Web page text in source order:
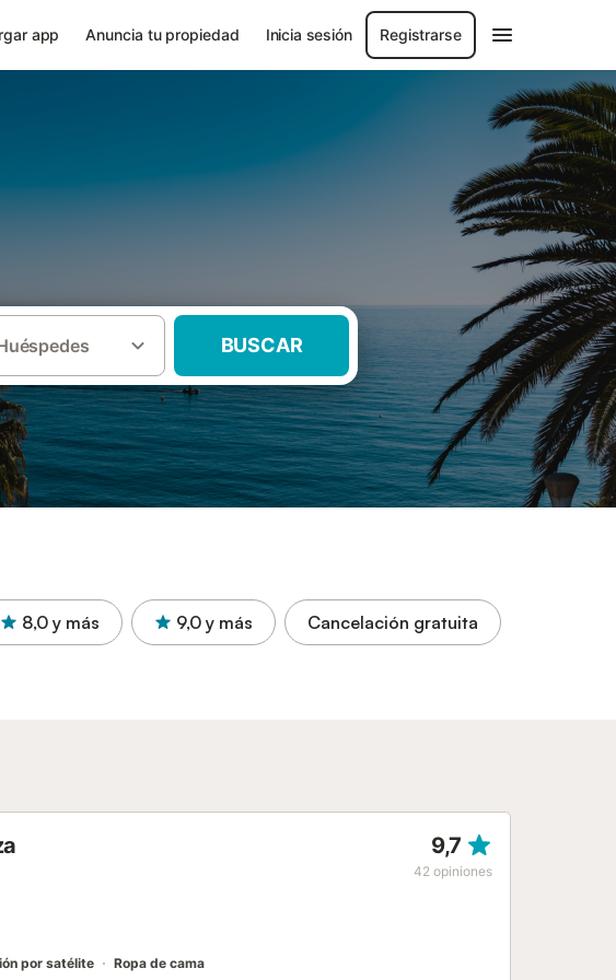
app Anuncia tu propiedad Inicia sesión Registrarse
BUSCAR
8,0 y más 9,0 y más Cancelación gratuita
9,7
42 opiniones
por satélite Ropa de cama